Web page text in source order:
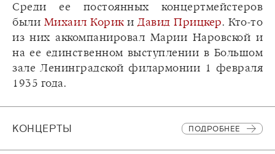
Среди ее постоянных концертмейстеров
были Михаил КорикиДавид Прицкер. Кто-то
из них аккомпанировал Марии Наровской и
на ее единственном выступлении в Большом
зале Ленинградской филармонии 1 февраля
1935 года.
КОНЦЕРТЫ ПОДРОБНЕЕ